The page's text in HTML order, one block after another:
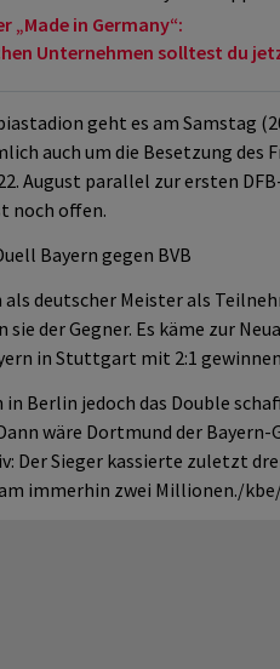
„Made in Germany“:
Unternehmen solltest du
geht es am Samstag
auch um die Besetzung des
August parallel zur ersten
noch offen.
Bayern gegen BVB
als deutscher Meister als
der Gegner. Es käme zur
in Stuttgart mit 2:1
in Berlin jedoch das Double
wäre Dortmund der Bayern-
Der Sieger kassierte zuletzt
immerhin zwei Millionen./